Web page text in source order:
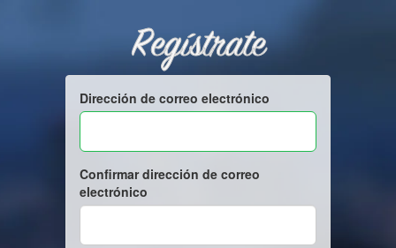
Regístrate
Dirección de correo electrónico
Confirmar dirección de correo
electrónico